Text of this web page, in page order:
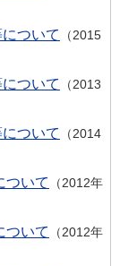
ついて
2015
ついて
2013
ついて
2014
ついて
2012年
ついて
2012年